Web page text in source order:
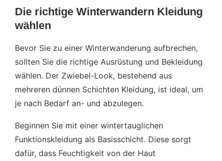
Die richtige Winterwandern Kleidung
wählen
Bevor Sie zu einer Winterwanderung aufbrechen,
sollten Sie die richtige Ausrüstung und Bekleidung
wählen. Der Zwiebel-Look, bestehend aus
mehreren dünnen Schichten Kleidung, ist ideal, um
je nach Bedarf an- und abzulegen.
Beginnen Sie mit einer wintertauglichen
Funktionskleidung als Basisschicht. Diese sorgt
dafür, dass Feuchtigkeit von der Haut